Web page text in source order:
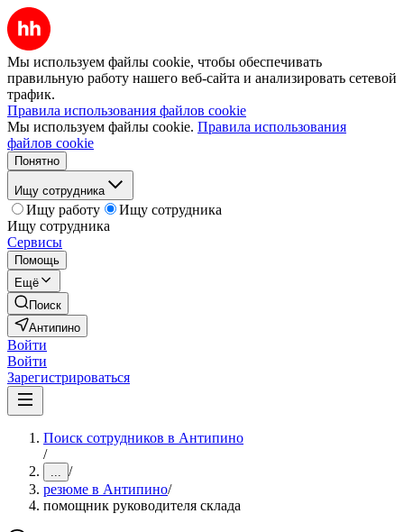
Мы используем файлы cookie, чтобы обеспечивать
правильную работу нашего веб-сайта и анализировать сетевой
трафик.
Правила использования файлов cookie
Мы используем файлы cookie. Правила использования
файлов cookie
Понятно
Ищу сотрудника
Ищу работу
Ищу сотрудника
Ищу сотрудника
Сервисы
Помощь
Ещё
Поиск
Антипино
Войти
Войти
Зарегистрироваться
Поиск сотрудников в Антипино
/
... /
резюме в Антипино/
помощник руководителя склада